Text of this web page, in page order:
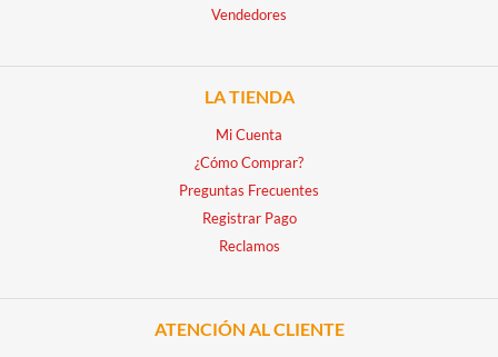
Vendedores
LA TIENDA
Mi Cuenta
¿Cómo Comprar?
Preguntas Frecuentes
Registrar Pago
Reclamos
ATENCIÓN AL CLIENTE